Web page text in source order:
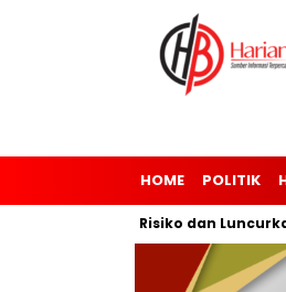
HOME POLITIK
Risiko dan Luncurkan